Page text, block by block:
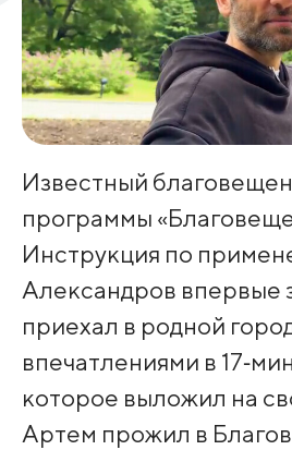
Известный
программы
Инструкция по
Александров впервые
приехал в родной
впечатлениями в
которое выложил на
Артем прожил в